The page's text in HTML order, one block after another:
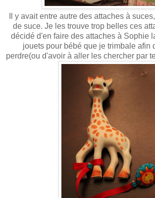
Il y avait entre autre des attaches à
de suce. Je les trouve trop belles ces
décidé d'en faire des attaches à Sophie
jouets pour bébé que je trimbale afin
perdre(ou d'avoir à aller les chercher par